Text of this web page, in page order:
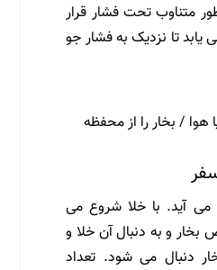
متناوب تحت فشار قرار
تا نزدیک به فشار جو
/ بخار را از محفظه
آید. با خلا شروع می
بخار و به دنبال آن خلا و
دنبال می شود. تعداد